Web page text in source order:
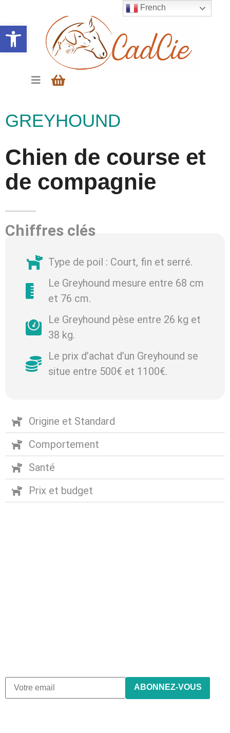
Ouvrir la barre d’outils
GREYHOUND
Chien de course et
de compagnie
Chiffres clés
Type de poil : Court, fin et serré.
Le Greyhound mesure entre 68 cm
et 76 cm.
Le Greyhound pèse entre 26 kg et
38 kg.
Le prix d’achat d’un Greyhound se
situe entre 500€ et 1100€.
Origine et Standard
Comportement
Santé
Prix et budget
French